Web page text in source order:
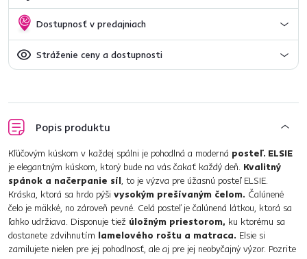
Dostupnosť v predajniach
Stráženie ceny a dostupnosti
Popis produktu
Kľúčovým kúskom v každej spálni je pohodlná a moderná posteľ. ELSIE
je elegantným kúskom, ktorý bude na vás čakať každý deň. Kvalitný
spánok a načerpanie síl, to je výzva pre úžasnú posteľ ELSIE.
Kráska, ktorá sa hrdo pýši vysokým prešívaným čelom. Čalúnené
čelo je mäkké, no zároveň pevné. Celá posteľ je čalúnená látkou, ktorá sa
ľahko udržiava. Disponuje tiež úložným priestorom, ku ktorému sa
dostanete zdvihnutím lamelového roštu a matraca. Elsie si
zamilujete nielen pre jej pohodlnosť, ale aj pre jej neobyčajný výzor. Pozrite